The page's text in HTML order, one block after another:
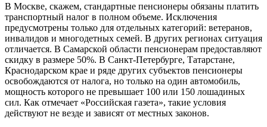
В Москве, скажем, стандартные пенсионеры обязаны платить
транспортный налог в полном объеме. Исключения
предусмотрены только для отдельных категорий: ветеранов,
инвалидов и многодетных семей. В других регионах ситуация
отличается. В Самарской области пенсионерам предоставляют
скидку в размере 50%. В Санкт-Петербурге, Татарстане,
Краснодарском крае и ряде других субъектов пенсионеры
освобождаются от налога, но только на один автомобиль,
мощность которого не превышает 100 или 150 лошадиных
сил. Как отмечает «Российская газета», такие условия
действуют не везде и зависят от местных законов.